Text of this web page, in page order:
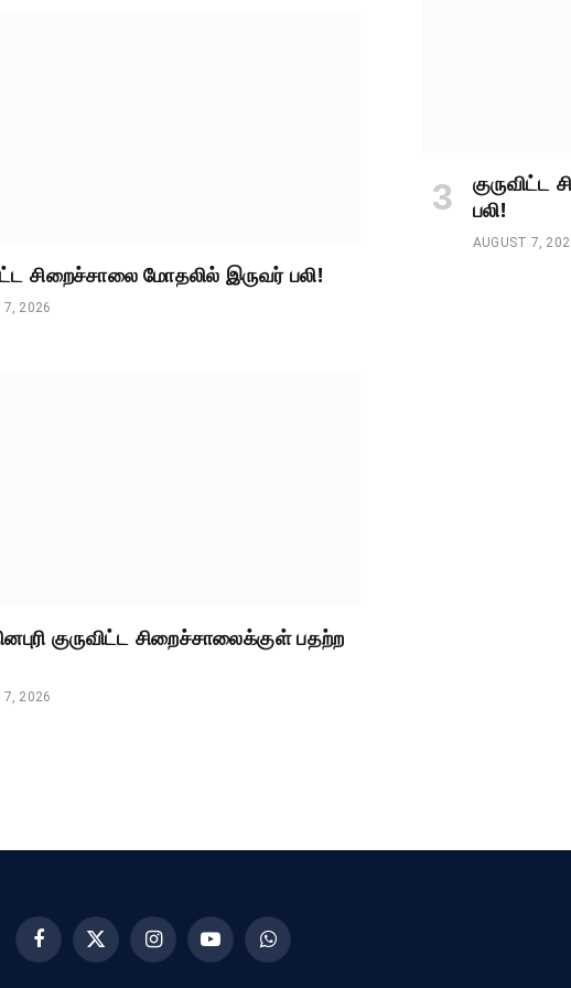
சிறைச்சாலை மோதலில் இருவர் பலி!
7, 2026
குருவிட்ட சிறைச்சாலைக்குள் பதற்ற
7, 2026
பலி!
AUGUST 7,
FacebookX
(Twitter)
InstagramYouTubeWhatsApp